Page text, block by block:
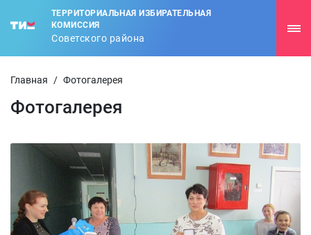
ТЕРРИТОРИАЛЬНАЯ ИЗБИРАТЕЛЬНАЯ
КОМИССИЯ
Советского района
Главная / Фотогалерея
Фотогалерея